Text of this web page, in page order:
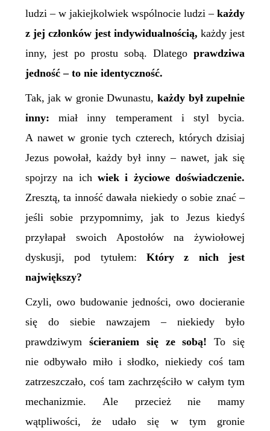
ludzi – w jakiejkolwiek wspólnocie ludzi –każdy
z jej członków jest indywidualnością, każdy jest
inny, jest po prostu sobą. Dlategoprawdziwa
jedność – to nie identyczność.
Tak, jak w gronie Dwunastu, każdy był zupełnie
inny: miał inny temperament i styl bycia.
A nawet w gronie tych czterech, których dzisiaj
Jezus powołał, każdy był inny – nawet, jak się
spojrzy na ich wiek i życiowe doświadczenie.
Zresztą, ta inność dawała niekiedy o sobie znać –
jeśli sobie przypomnimy, jak to Jezus kiedyś
przyłapał swoich Apostołów na żywiołowej
dyskusji, pod tytułem: Który z nich jest
największy?
Czyli, owo budowanie jedności, owo docieranie
się do siebie nawzajem – niekiedy było
prawdziwym ścieraniemsię ze sobą!To się
nie odbywało miło i słodko, niekiedy coś tam
zatrzeszczało, coś tam zachrzęściło w całym tym
mechanizmie. Ale przecież nie mamy
wątpliwości, że udało się w tym gronie